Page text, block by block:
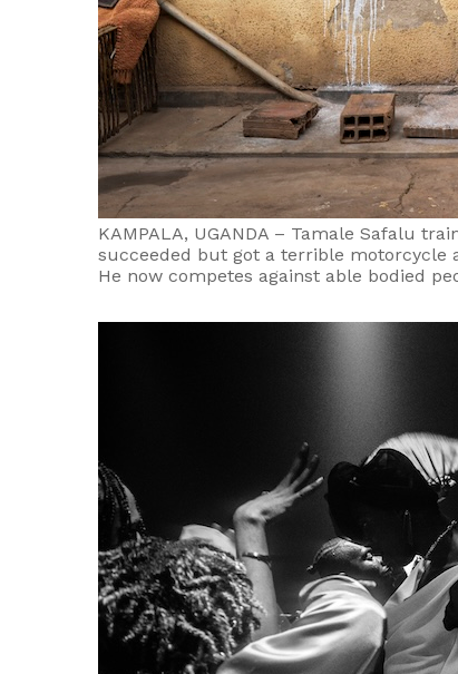
KAMPALA, UGANDA – Tamale Safalu
succeeded but got a terrible motorcycle
He now competes against able bodied